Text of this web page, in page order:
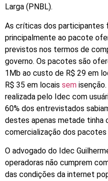
Larga (PNBL).
As críticas dos participantes
principalmente ao pacote
previstos nos termos de
governo. Os pacotes são
1Mb ao custo de R$ 29 em
R$ 35 em locais sem
realizada pelo Idec com
60% dos entrevistados
destes apenas metade tinha
comercialização dos
O advogado do Idec
operadoras não cumprem
das condições da internet